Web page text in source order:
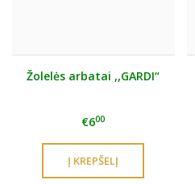
Žolelės arbatai ,,GARDI“
€600